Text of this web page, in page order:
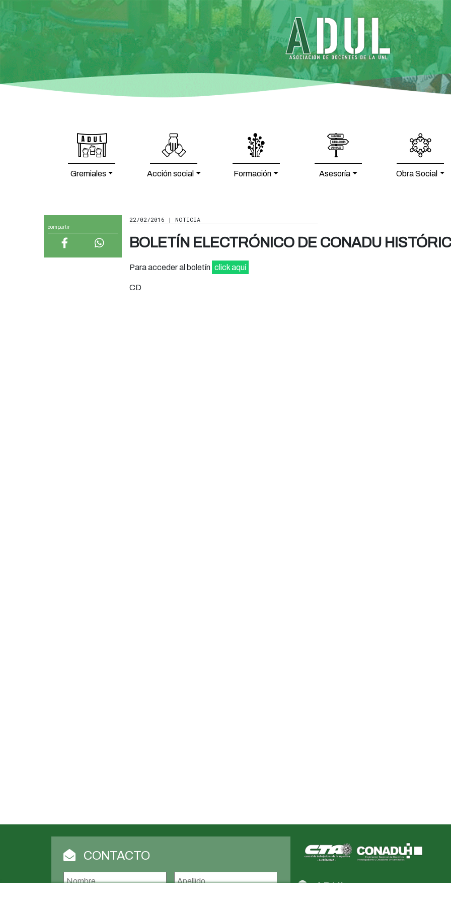
Gremiales Acción social Formación Asesoría Obra Social
compartir
22/02/2016 | NOTICIA
BOLETÍN ELECTRÓNICO DE CONADU
Para acceder al boletín click aquí
CD
CONTACTO
Nombre
ADUL